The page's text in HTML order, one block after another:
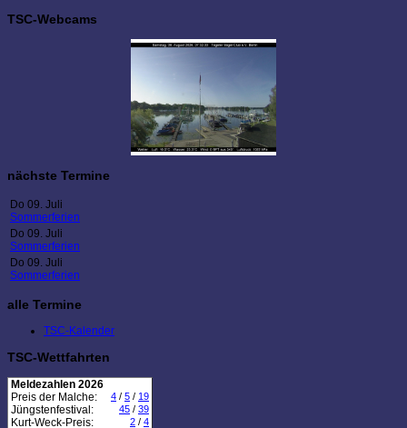
TSC-Webcams
nächste Termine
Do 09. Juli
Sommerferien
Do 09. Juli
Sommerferien
Do 09. Juli
Sommerferien
alle Termine
TSC-Kalender
TSC-Wettfahrten
Meldezahlen 2026
Preis der Malche:
4 / 5 / 19
Jüngstenfestival: 45 / 39
Kurt-Weck-Preis: 2 / 4